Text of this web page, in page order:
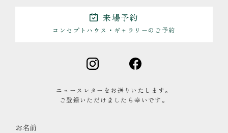
来場予約
コンセプトハウス・ギャラリーのご予約
ニュースレターをお送りいたします。
ご登録いただけましたら幸いです。